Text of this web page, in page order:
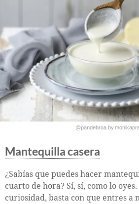
Mantequilla casera
¿Sabías que puedes hacer
cuarto de hora? Sí, sí, como lo
curiosidad, basta con que entres a